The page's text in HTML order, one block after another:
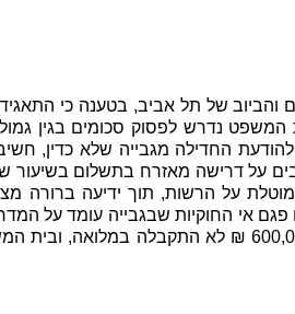
והביוב של תל אביב, בטענה כי
המשפט נדרש לפסוק סכומים בגין
החדילה מגבייה שלא כדין,
על דרישה מאזרח בתשלום בשיעור
על הרשות, תוך ידיעה ברורה
אי החוקיות שבגבייה עומד על